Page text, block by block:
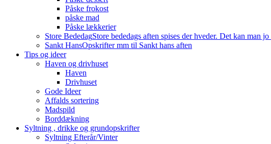
Påske frokost
påske mad
Påske lækkerier
Store BededagStore bededags aften spises der hveder. Det kan man
Sankt HansOpskrifter mm til Sankt hans aften
Tips og ideer
Haven og drivhuset
Haven
Drivhuset
Gode Ideer
Affalds sortering
Madspild
Borddækning
Syltning , drikke og grundopskrifter
Syltning Efterår/Vinter